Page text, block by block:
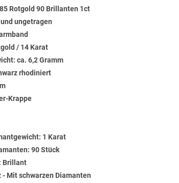
Rotgold 90 Brillanten 1ct
ungetragen
/ 14 Karat
ca. 6,2 Gramm
rhodiniert
Krappe
1 Karat
90 Stück
Brillant
- Mit schwarzen Diamanten